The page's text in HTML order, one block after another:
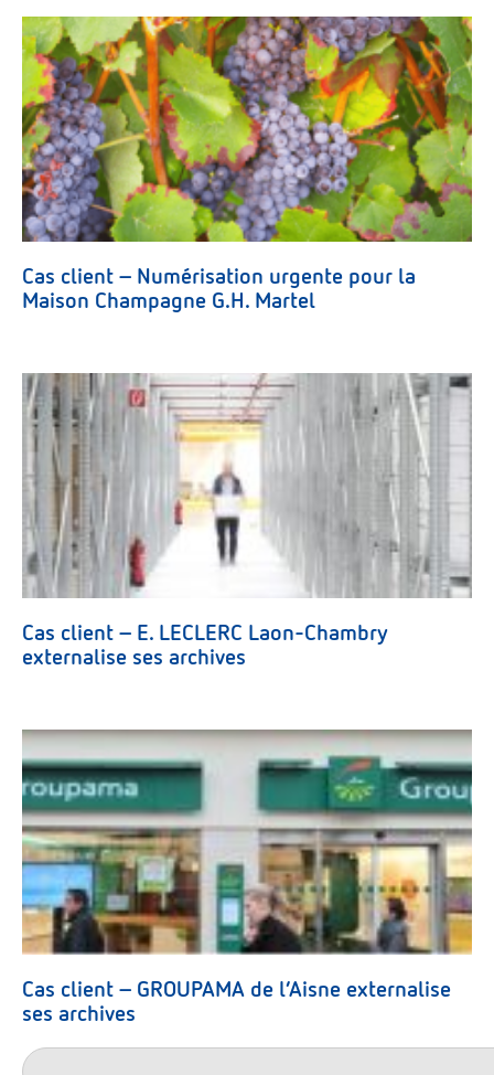
Cas client – Numérisation urgente pour la
Maison Champagne G.H. Martel
Cas client – E. LECLERC Laon-Chambry
externalise ses archives
Cas client – GROUPAMA de l’Aisne externalise
ses archives